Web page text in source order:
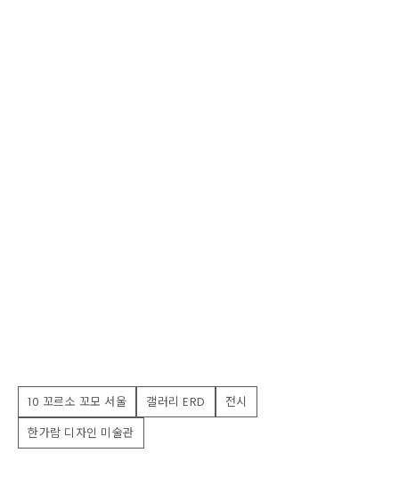
10 꼬르소 꼬모 서울 갤러리 ERD
전시
한가람 디자인 미술관